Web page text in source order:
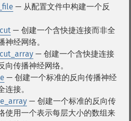
— 从配置文件中构建一个反
— 创建一个含快捷连接而非全
神经网络。
— 创建一个含快捷连接
向传播神经网络。
— 创建一个标准的反向传播神经
连接。
— 创建一个标准的反向传
使用一个表示每层大小的数组来